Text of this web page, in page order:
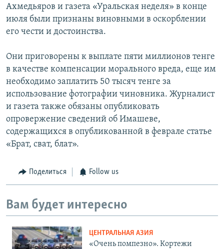
Ахмедьяров и газета «Уральская неделя» в конце
июля были признаны виновными в оскорблении
его чести и достоинства.
Они приговорены к выплате пяти миллионов тенге
в качестве компенсации морального вреда, еще им
необходимо заплатить 50 тысяч тенге за
использование фотографии чиновника. Журналист
и газета также обязаны опубликовать
опровержение сведений об Имашеве,
содержащихся в опубликованной в феврале статье
«Брат, сват, блат».
Поделиться Follow us
Вам будет интересно
ЦЕНТРАЛЬНАЯ АЗИЯ
«Очень помпезно». Кортежи